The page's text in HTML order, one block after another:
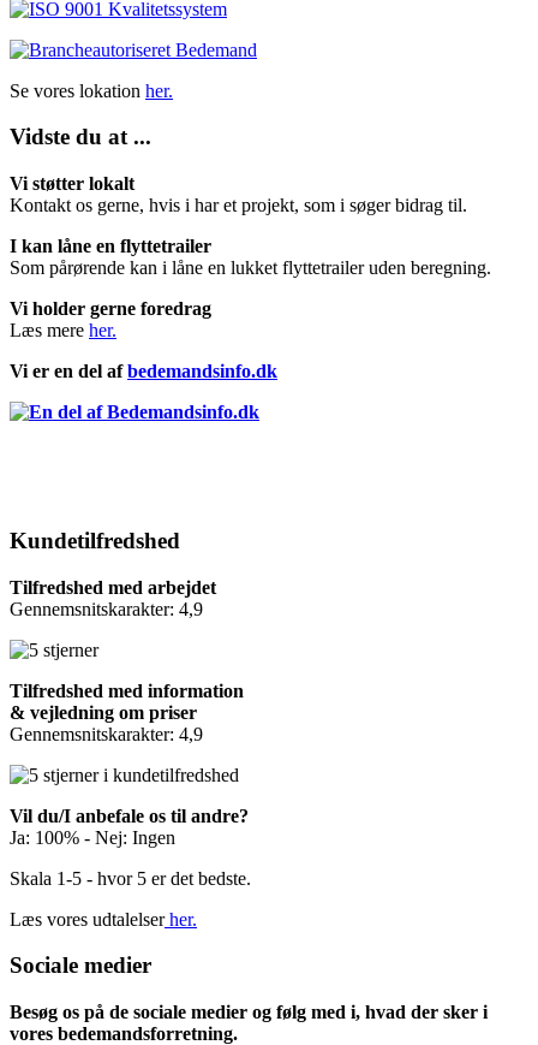
Se vores lokation her.
Vidste du at ...
Vi støtter lokalt
Kontakt os gerne, hvis i har et projekt, som i søger bidrag til.
I kan låne en flyttetrailer
Som pårørende kan i låne en lukket flyttetrailer uden beregning.
Vi holder gerne foredrag
Læs mere her.
Vi er en del afbedemandsinfo.dk
Kundetilfredshed
Tilfredshed med arbejdet
Gennemsnitskarakter: 4,9
Tilfredshed med information
& vejledning om priser
Gennemsnitskarakter: 4,9
Vil du/I anbefale os til andre?
Ja: 100% - Nej: Ingen
Skala 1-5 - hvor 5 er det bedste.
Læs vores udtalelserher.
Sociale medier
Besøg os på de sociale medier og følg med i, hvad der sker i
vores bedemandsforretning.